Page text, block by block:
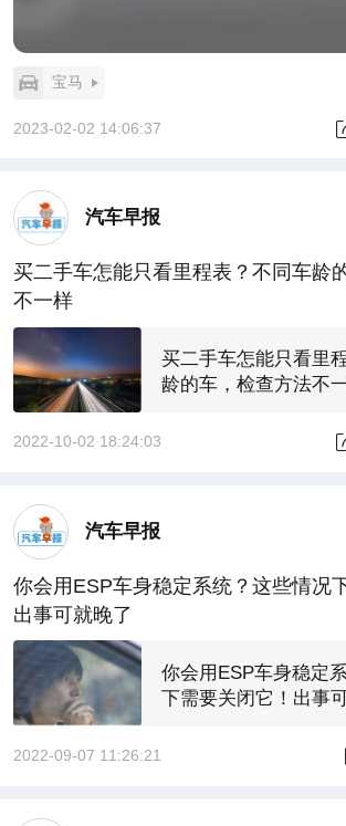
宝马
2023-02-02 14:06:37
汽车早报
买二手车怎能只看里程表？不同车龄
不一样
买二手车怎能只看里
龄的车，检查方法不
2022-10-02 18:24:03
汽车早报
你会用ESP车身稳定系统？这些情况
出事可就晚了
你会用ESP车身稳定
下需要关闭它！出事
2022-09-07 11:26:21